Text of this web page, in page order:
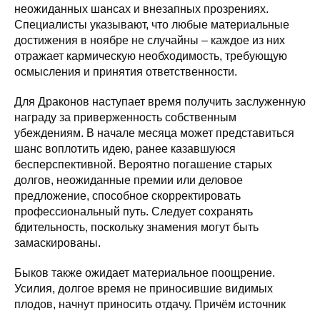
неожиданных шансах и внезапных прозрениях.
Специалисты указывают, что любые материальные
достижения в ноябре не случайны – каждое из них
отражает кармическую необходимость, требующую
осмысления и принятия ответственности.
Для Драконов наступает время получить заслуженную
награду за приверженность собственным
убеждениям. В начале месяца может представиться
шанс воплотить идею, ранее казавшуюся
бесперспективной. Вероятно погашение старых
долгов, неожиданные премии или деловое
предложение, способное скорректировать
профессиональный путь. Следует сохранять
бдительность, поскольку знамения могут быть
замаскированы.
Быков также ожидает материальное поощрение.
Усилия, долгое время не приносившие видимых
плодов, начнут приносить отдачу. Причём источник